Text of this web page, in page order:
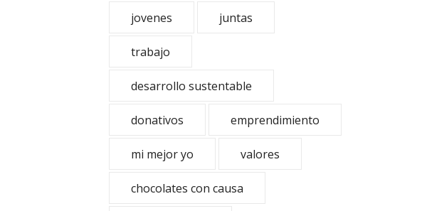
jovenes juntas
trabajo
desarrollo sustentable
donativos emprendimiento
mi mejor yo valores
chocolates con causa